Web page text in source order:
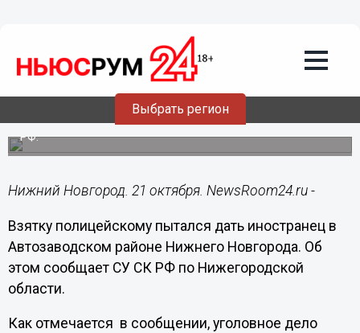
Выбрать регион
21.10.201610:19
Взятку полицейскому пытался дать
иностранец в Автозаводском районе
Гражданин Таджикистана нарушил режим пребывания в
РФ.
Нижний Новгород. 21 октября. NewsRoom24.ru -
Взятку полицейскому пытался дать иностранец в
Автозаводском районе Нижнего Новгорода. Об
этом сообщает СУ СК РФ по Нижегородской
области.
Как отмечается в сообщении, уголовное дело